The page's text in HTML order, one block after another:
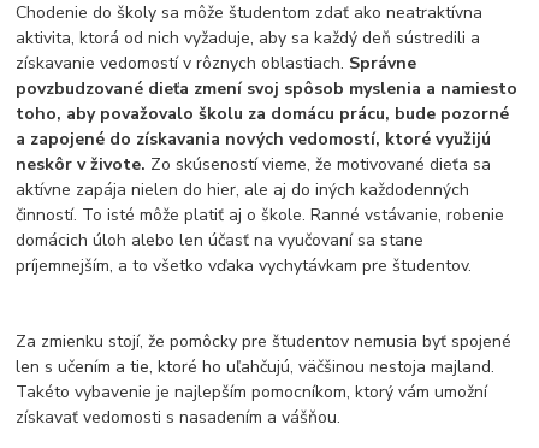
Chodenie do školy sa môže študentom zdať ako neatraktívna
aktivita, ktorá od nich vyžaduje, aby sa každý deň sústredili a
získavanie vedomostí v rôznych oblastiach. Správne
povzbudzované dieťa zmení svoj spôsob myslenia a namiesto
toho, aby považovalo školu za domácu prácu, bude pozorné
a zapojené do získavania nových vedomostí, ktoré využijú
neskôr v živote. Zo skúseností vieme, že motivované dieťa sa
aktívne zapája nielen do hier, ale aj do iných každodenných
činností. To isté môže platiť aj o škole. Ranné vstávanie, robenie
domácich úloh alebo len účasť na vyučovaní sa stane
príjemnejším, a to všetko vďaka vychytávkam pre študentov.
Za zmienku stojí, že pomôcky pre študentov nemusia byť spojené
len s učením a tie, ktoré ho uľahčujú, väčšinou nestoja majland.
Takéto vybavenie je najlepším pomocníkom, ktorý vám umožní
získavať vedomosti s nasadením a vášňou.